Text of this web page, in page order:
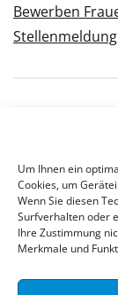
Um Ihnen ein
Cookies, um
Wenn Sie diesen
Surfverhalten oder
Ihre Zustimmung
Merkmale und
Bewerben